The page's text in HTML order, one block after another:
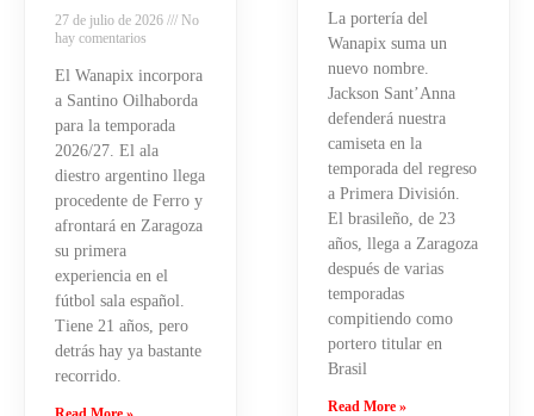
27 de julio de 2026
No
hay comentarios
El Wanapix incorpora
a Santino Oilhaborda
para la temporada
2026/27. El ala
diestro argentino llega
procedente de Ferro y
afrontará en Zaragoza
su primera
experiencia en el
fútbol sala español.
Tiene 21 años, pero
detrás hay ya bastante
recorrido.
La portería del
Wanapix suma un
nuevo nombre.
Jackson Sant’Anna
defenderá nuestra
camiseta en la
temporada del regreso
a Primera División.
El brasileño, de 23
años, llega a Zaragoza
después de varias
temporadas
compitiendo como
portero titular en
Brasil
Read More »